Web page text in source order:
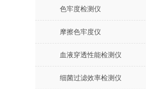
色牢度检测仪
摩擦色牢度仪
血液穿透性能检测仪
细菌过滤效率检测仪